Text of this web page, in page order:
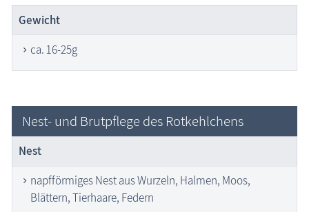
Gewicht
ca. 16-25g
Nest- und Brutpflege des Rotkehlchens
Nest
napfförmiges Nest aus Wurzeln, Halmen, Moos,
Blättern, Tierhaare, Federn